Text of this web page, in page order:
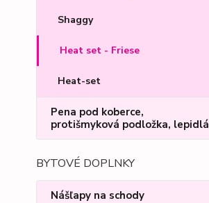
Shaggy
Heat set - Friese
Heat-set
Pena pod koberce,
protišmyková podložka, lepidlá
BYTOVÉ DOPLNKY
Nášľapy na schody